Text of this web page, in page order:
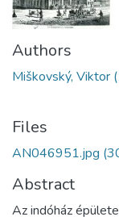
Authors
Miškovský,
Files
AN046951.jpg
Abstract
Az indóház